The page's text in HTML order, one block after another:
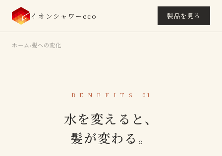
イオンシャワーeco 製品を見る
ホーム›髪への変化
B E N E F I T S 01
水を変えると、
髪が変わる。